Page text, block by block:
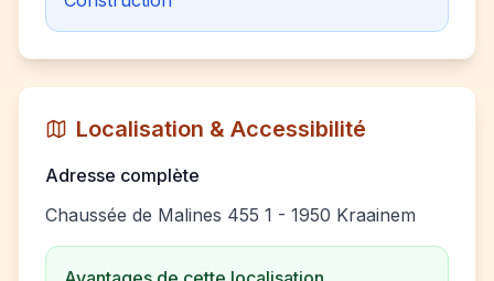
Localisation & Accessibilité
Adresse complète
Chaussée de Malines 455 1 - 1950 Kraainem